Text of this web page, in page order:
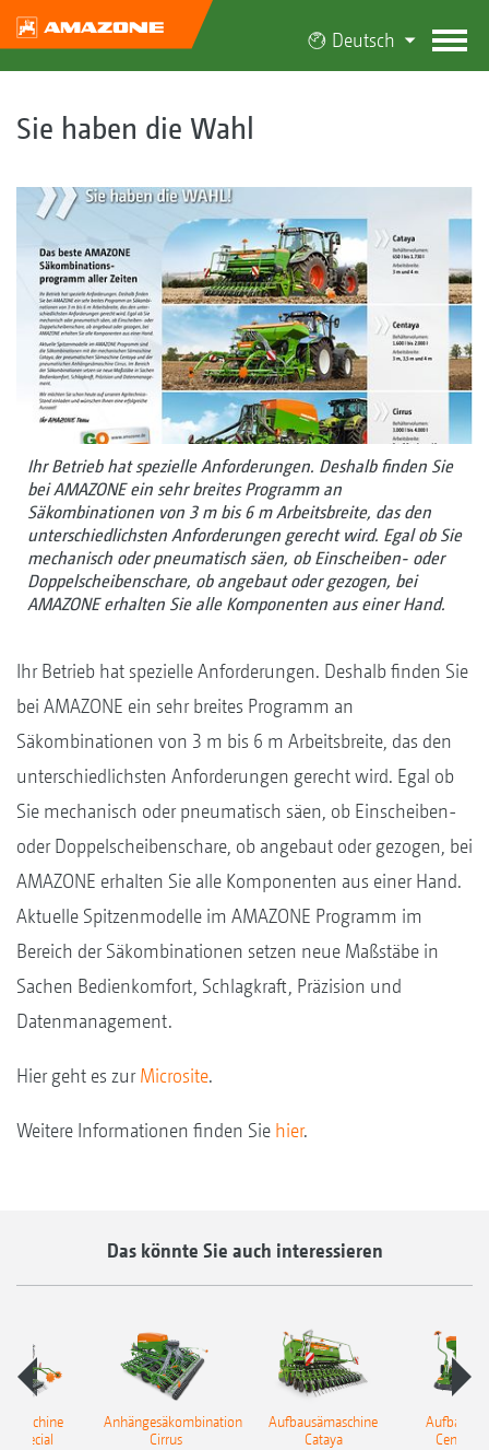
Deutsch
Sie haben die Wahl
Ihr Betrieb hat spezielle Anforderungen. Deshalb finden Sie
bei AMAZONE ein sehr breites Programm an
Säkombinationen von 3 m bis 6 m Arbeitsbreite, das den
unterschiedlichsten Anforderungen gerecht wird. Egal ob Sie
mechanisch oder pneumatisch säen, ob Einscheiben- oder
Doppelscheibenschare, ob angebaut oder gezogen, bei
AMAZONE erhalten Sie alle Komponenten aus einer Hand.
Ihr Betrieb hat spezielle Anforderungen. Deshalb finden Sie
bei AMAZONE ein sehr breites Programm an
Säkombinationen von 3 m bis 6 m Arbeitsbreite, das den
unterschiedlichsten Anforderungen gerecht wird. Egal ob
Sie mechanisch oder pneumatisch säen, ob Einscheiben-
oder Doppelscheibenschare, ob angebaut oder gezogen, bei
AMAZONE erhalten Sie alle Komponenten aus einer Hand.
Aktuelle Spitzenmodelle im AMAZONE Programm im
Bereich der Säkombinationen setzen neue Maßstäbe in
Sachen Bedienkomfort, Schlagkraft, Präzision und
Datenmanagement.
Hier geht es zurMicrosite.
Weitere Informationen finden Sie hier.
Das könnte Sie auch interessieren
Special
Anhängesäkombination
Cirrus
Aufbausämaschine
Cataya
Centaya